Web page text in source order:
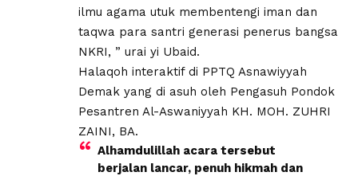
ilmu agama utuk membentengi iman dan
taqwa para santri generasi penerus bangsa
NKRI, ” urai yi Ubaid.
Halaqoh interaktif di PPTQ Asnawiyyah
Demak yang di asuh oleh Pengasuh Pondok
Pesantren Al-Aswaniyyah KH. MOH. ZUHRI
ZAINI, BA.
Alhamdulillah acara tersebut
berjalan lancar, penuh hikmah dan